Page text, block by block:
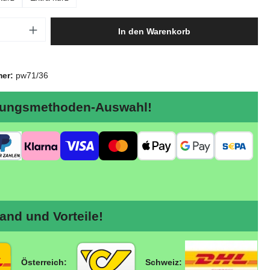
Anzahl: Gib den gewünschten Wert ein
In den Warenkorb
pw71/36
Auswahl!
und Vorteile!
Österreich: Schweiz: